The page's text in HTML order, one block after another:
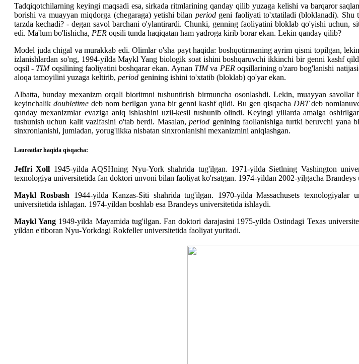
Tadqiqotchilarning keyingi maqsadi esa, sirkada ritmlarining qanday qilib yuzaga kelishi va barqaror
borishi va muayyan miqdorga (chegaraga) yetishi bilan periodgeni faoliyati to'xtatiladi (bloklanadi). Shu
tarzda kechadi? - degan savol barchani o'ylantirardi. Chunki, genning faoliyatini bloklab qo'yishi uchun,
edi. Ma'lum bo'lishicha, PERoqsili tunda haqiqatan ham yadroga kirib borar ekan. Lekin qanday qilib?
Model juda chigal va murakkab edi. Olimlar o'sha payt haqida: boshqotirmaning ayrim qismi topilgan,
izlanishlardan so'ng, 1994-yilda Maykl Yang biologik soat ishini boshqaruvchi ikkinchi bir genni kashf
oqsil - TIMoqsilining faoliyatini boshqarar ekan. Aynan TIMva PERoqsillarining o'zaro bog'lanishi
aloqa tamoyilini yuzaga keltirib, periodgenining ishini to'xtatib (bloklab) qo'yar ekan.
Albatta, bunday mexanizm orqali bioritmni tushuntirish birmuncha osonlashdi. Lekin, muayyan
keyinchalik doubletimedeb nom berilgan yana bir genni kashf qildi. Bu gen qisqacha DBTdeb
qanday mexanizmlar evaziga aniq ishlashini uzil-kesil tushunib olindi. Keyingi yillarda amalga
tushunish uchun kalit vazifasini o'tab berdi. Masalan,period genining faollanishiga turtki beruvchi yana
sinxronlanishi, jumladan, yorug'likka nisbatan sinxronlanishi mexanizmini aniqlashgan.
Laureatlar haqida qisqacha:
Jeffri Xoll 1945-yilda AQSHning Nyu-York shahrida tug'ilgan. 1971-yilda Sietlning Vashington
texnologiya universitetida fan doktori unvoni bilan faoliyat ko'rsatgan. 1974-yildan 2002-yilgacha
Maykl Rosbash 1944-yilda Kanzas-Siti shahrida tug'ilgan. 1970-yilda Massachusets
universitetida ishlagan. 1974-yildan boshlab esa Brandeys universitetida ishlaydi.
Maykl Yang 1949-yilda Mayamida tug'ilgan. Fan doktori darajasini 1975-yilda Ostindagi Texas
yildan e'tiboran Nyu-Yorkdagi Rokfeller universitetida faoliyat yuritadi.